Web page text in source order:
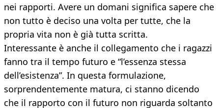
nei rapporti. Avere un domani significa sapere che
non tutto è deciso una volta per tutte, che la
propria vita non è già tutta scritta.
Interessante è anche il collegamento che i ragazzi
fanno tra il tempo futuro e “l’essenza stessa
dell’esistenza”. In questa formulazione,
sorprendentemente matura, ci stanno dicendo
che il rapporto con il futuro non riguarda soltanto